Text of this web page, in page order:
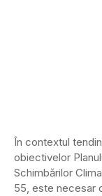
În contextul
obiectivelor
Schimbărilor
55, este necesar